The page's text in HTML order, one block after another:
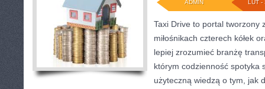
LUT -
ADMIN
Taxi Drive to portal tworzony
miłośnikach czterech kółek
lepiej zrozumieć branżę
którym codzienność spotyka
użyteczną wiedzą o tym, jak